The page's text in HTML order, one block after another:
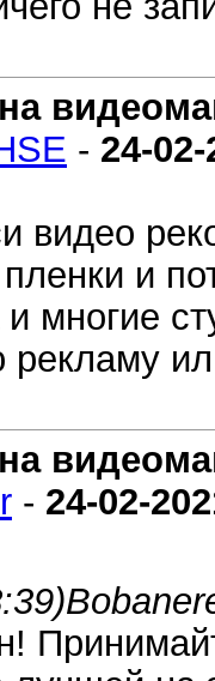
- 24-
видео
и
многие
рекламу
- 24-02-